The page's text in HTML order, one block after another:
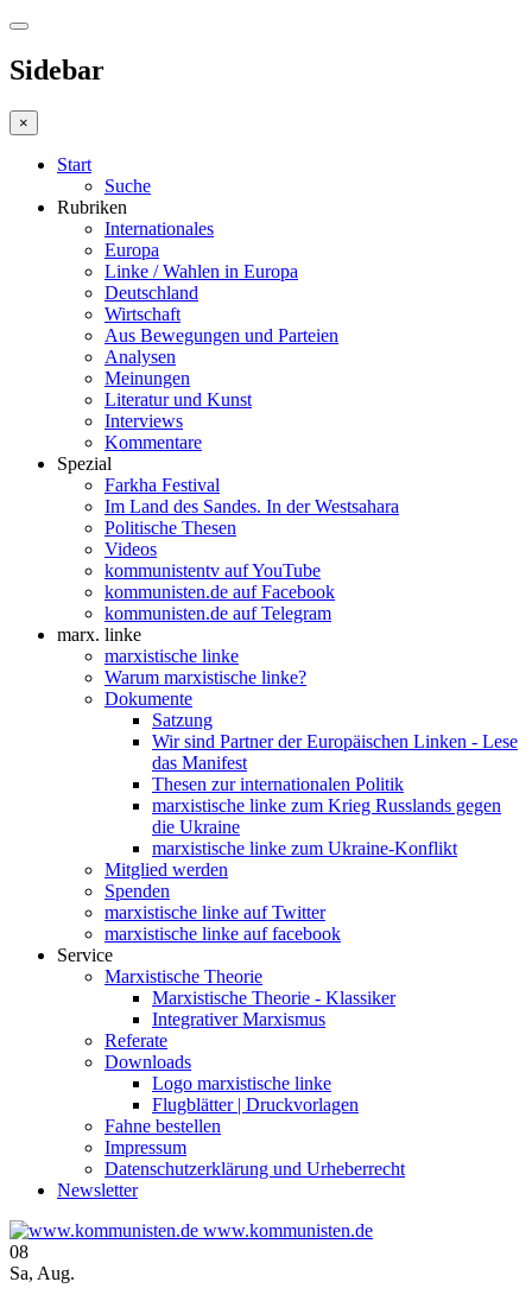
Sidebar
×
Start
Suche
Rubriken
Internationales
Europa
Linke / Wahlen in Europa
Deutschland
Wirtschaft
Aus Bewegungen und Parteien
Analysen
Meinungen
Literatur und Kunst
Interviews
Kommentare
Spezial
Farkha Festival
Im Land des Sandes. In der Westsahara
Politische Thesen
Videos
kommunistentv auf YouTube
kommunisten.de auf Facebook
kommunisten.de auf Telegram
marx. linke
marxistische linke
Warum marxistische linke?
Dokumente
Satzung
Wir sind Partner der Europäischen Linken - Lese
das Manifest
Thesen zur internationalen Politik
marxistische linke zum Krieg Russlands gegen
die Ukraine
marxistische linke zum Ukraine-Konflikt
Mitglied werden
Spenden
marxistische linke auf Twitter
marxistische linke auf facebook
Service
Marxistische Theorie
Marxistische Theorie - Klassiker
Integrativer Marxismus
Referate
Downloads
Logo marxistische linke
Flugblätter | Druckvorlagen
Fahne bestellen
Impressum
Datenschutzerklärung und Urheberrecht
Newsletter
www.kommunisten.de
08
Sa, Aug.